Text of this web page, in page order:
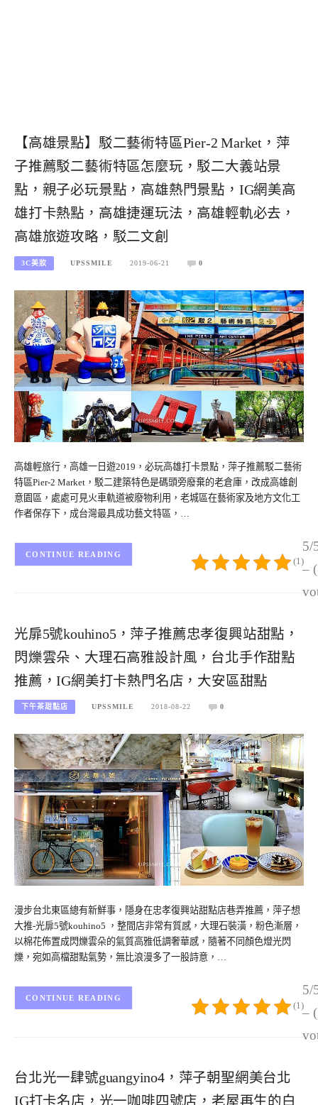
【高雄景點】駁二藝術特區Pier-2 Market，萍
子推薦駁二藝術特區怎麼玩，駁二大義站景
點，親子必玩景點，高雄熱門景點，IG網美高
雄打卡熱點，高雄捷運玩法，高雄輕軌必去，
高雄旅遊攻略，駁二文創
3C美妝 UPSSMILE 2019-06-21 0
高雄輕旅行，高雄一日遊2019，必玩高雄打卡景點，萍子推薦駁二藝術
特區Pier-2 Market，駁二建築特色是碼頭旁廢棄的老倉庫，改成高雄創
意園區，處處可見火車軌道被廢物利用，老城區在藝術家及地方文化工
作者保存下，成台灣最具成功藝文特區，…
5/
–
(1)
CONTINUE READING
光扉5號kouhino5，萍子推薦忠孝復興站甜點，
閃爍雲朵、大理石高雅設計風，台北手作甜點
推薦，IG網美打卡熱門名店，大安區甜點
下午茶甜點店 UPSSMILE 2018-08-22 0
漫步台北東區總有新鮮事，隱身在忠孝復興站甜點店巷弄推薦，萍子想
大推-光扉5號kouhino5 ，整間店非常有質感，大理石裝潢，粉色漸層，
以棉花佈置成閃爍雲朵的氣質高雅低調奢華感，隨著不同顏色燈光閃
爍，宛如高檔甜點氣勢，無比浪漫多了一股詩意，…
5/
–
(1)
CONTINUE READING
台北光一肆號guangyino4，萍子朝聖網美台北
IG打卡名店，光一咖啡四號店，老屋再生的白